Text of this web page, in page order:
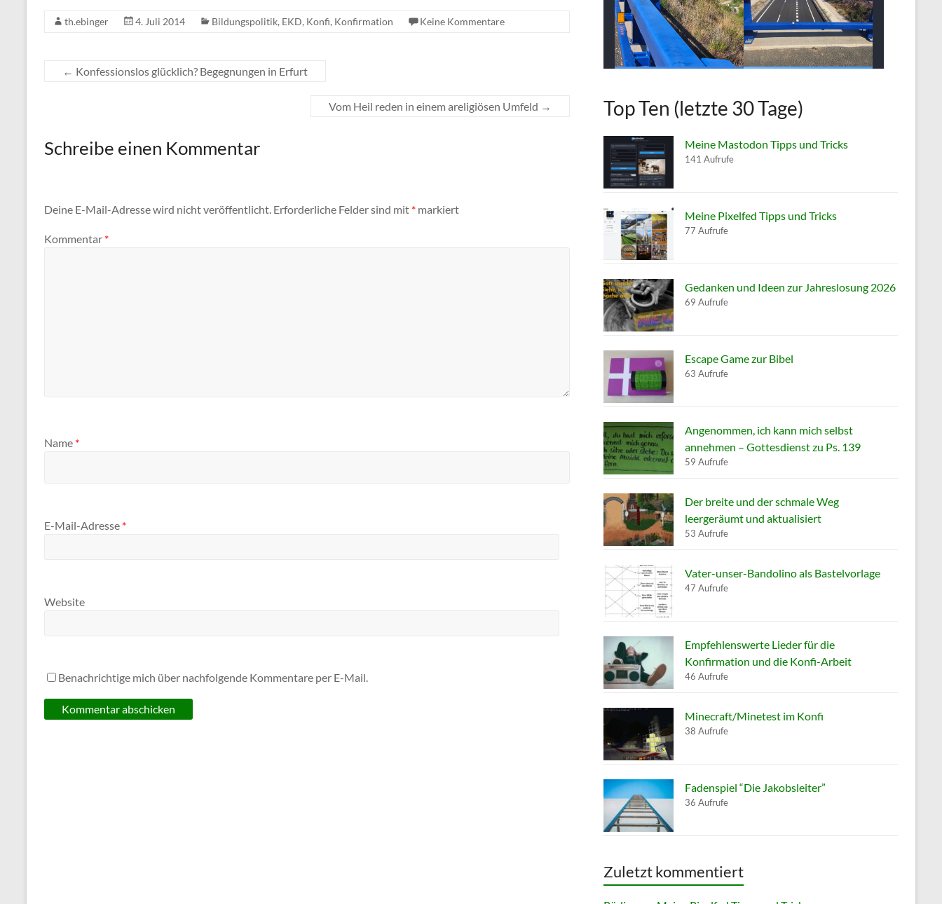
th.ebinger 4. Juli 2014 Bildungspolitik, EKD, Konfi, Konfirmation Keine Kommentare
← Konfessionslos glücklich? Begegnungen in Erfurt
Vom Heil reden in einem areligiösen Umfeld →
Schreibe einen Kommentar
Deine E-Mail-Adresse wird nicht veröffentlicht. Erforderliche Felder sind mit * markiert
Kommentar *
Name *
E-Mail-Adresse *
Website
Benachrichtige mich über nachfolgende Kommentare per E-Mail.
Top Ten (letzte 30 Tage)
Meine Mastodon Tipps und Tricks
141 Aufrufe
Meine Pixelfed Tipps und Tricks
77 Aufrufe
Gedanken und Ideen zur Jahreslosung 2026
69 Aufrufe
Escape Game zur Bibel
63 Aufrufe
Angenommen, ich kann mich selbst
annehmen – Gottesdienst zu Ps. 139
59 Aufrufe
Der breite und der schmale Weg
leergeräumt und aktualisiert
53 Aufrufe
Vater-unser-Bandolino als Bastelvorlage
47 Aufrufe
Empfehlenswerte Lieder für die
Konfirmation und die Konfi-Arbeit
46 Aufrufe
Minecraft/Minetest im Konfi
38 Aufrufe
Fadenspiel “Die Jakobsleiter”
36 Aufrufe
Zuletzt kommentiert